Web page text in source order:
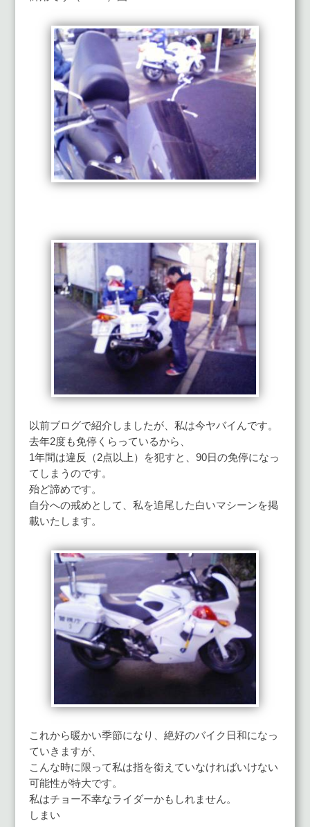
以前ブログで紹介しましたが、私は今ヤバイんです。
去年2度も免停くらっているから、
1年間は違反（2点以上）を犯すと、90日の免停になっ
てしまうのです。
殆ど諦めです。
自分への戒めとして、私を追尾した白いマシーンを掲
載いたします。
これから暖かい季節になり、絶好のバイク日和になっ
ていきますが、
こんな時に限って私は指を銜えていなければいけない
可能性が特大です。
私はチョー不幸なライダーかもしれません。
しまい